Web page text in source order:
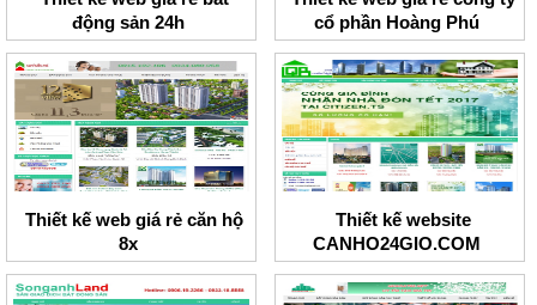
động sản 24h
cổ phần Hoàng Phú
Thiết kế web giá rẻ căn hộ
8x
Thiết kế website
CANHO24GIO.COM